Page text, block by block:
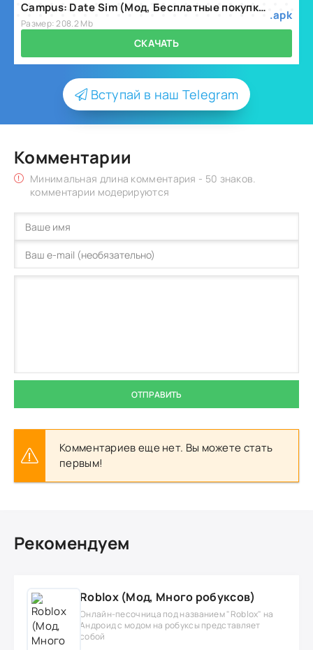
Campus: Date Sim (Мод, Бесплатные покупки) v2.80
Размер: 208.2 Mb
.apk
СКАЧАТЬ
Вступай в наш Telegram
Комментарии
Минимальная длина комментария - 50 знаков.
комментарии модерируются
ОТПРАВИТЬ
Комментариев еще нет. Вы можете стать
первым!
Рекомендуем
Roblox (Мод, Много робуксов)
Онлайн-песочница под названием "Roblox" на
Андроид с модом на робуксы представляет
собой